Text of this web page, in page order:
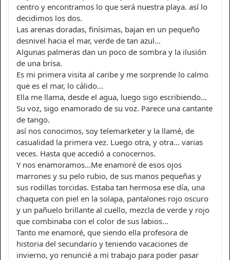
centro y encontramos lo que será nuestra playa. así lo
decidimos los dos.
Las arenas doradas, finísimas, bajan en un pequeño
desnivel hacia el mar, verde de tan azul...
Algunas palmeras dan un poco de sombra y la ilusión
de una brisa.
Es mi primera visita al caribe y me sorprende lo calmo
que es el mar, lo cálido...
Ella me llama, desde el agua, luego sigo escribiendo...
Su voz, sigo enamorado de su voz. Parece una cantante
de tango.
así nos conocimos, soy telemarketer y la llamé, de
casualidad la primera vez. Luego otra, y otra... varias
veces. Hasta que accedió a conocernos.
Y nos enamoramos...Me enamoré de esos ojos
marrones y su pelo rubio, de sus manos pequeñas y
sus rodillas torcidas. Estaba tan hermosa ese día, una
chaqueta con piel en la solapa, pantalones rojo oscuro
y un pañuelo brillante al cuello, mezcla de verde y rojo
que combinaba con el color de sus labios...
Tanto me enamoré, que siendo ella profesora de
historia del secundario y teniendo vacaciones de
invierno, yo renuncié a mi trabajo para poder pasar